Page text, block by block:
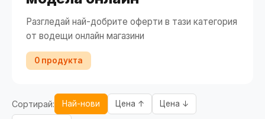
Разгледай най-добрите оферти в тази категория
от водещи онлайн магазини
0 продукта
Сортирай: Най-нови Цена ↑ Цена ↓